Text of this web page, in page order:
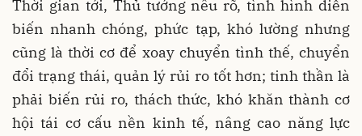
Thời gian tới, Thủ tướng nêu rõ, tình hình diễn
biến nhanh chóng, phức tạp, khó lường nhưng
cũng là thời cơ để xoay chuyển tình thế, chuyển
đổi trạng thái, quản lý rủi ro tốt hơn; tinh thần là
phải biến rủi ro, thách thức, khó khăn thành cơ
hội tái cơ cấu nền kinh tế, nâng cao năng lực